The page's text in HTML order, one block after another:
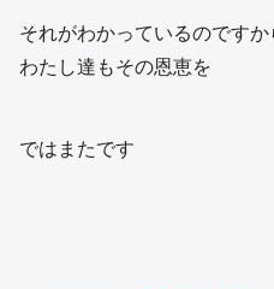
それがわかっているのですか
わたし達もその恩恵を
ではまたです